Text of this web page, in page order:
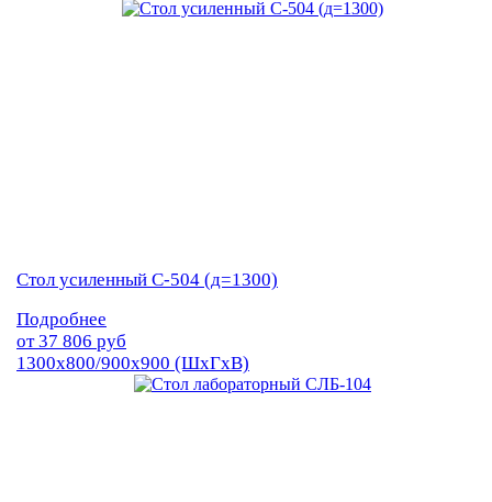
Стол усиленный С-504 (д=1300)
Подробнее
от37 806 руб
1300х800/900х900 (ШхГхВ)